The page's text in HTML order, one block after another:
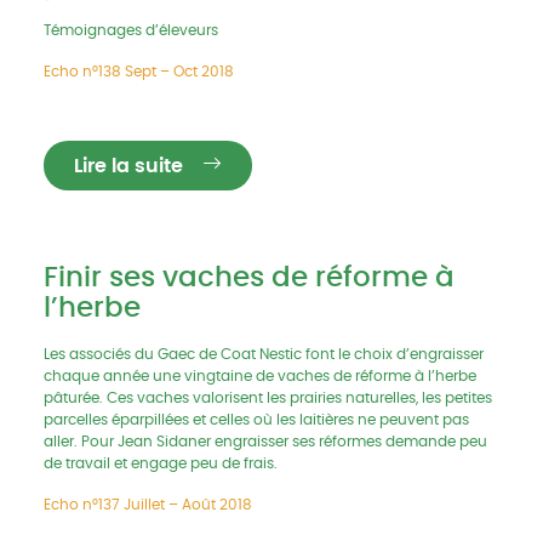
Témoignages d’éleveurs
Echo n°138 Sept – Oct 2018
Lire la suite
Finir ses vaches de réforme à
l’herbe
Les associés du Gaec de Coat Nestic font le choix d’engraisser
chaque année une vingtaine de vaches de réforme à l’herbe
pâturée. Ces vaches valorisent les prairies naturelles, les petites
parcelles éparpillées et celles où les laitières ne peuvent pas
aller. Pour Jean Sidaner engraisser ses réformes demande peu
de travail et engage peu de frais.
Echo n°137 Juillet – Août 2018